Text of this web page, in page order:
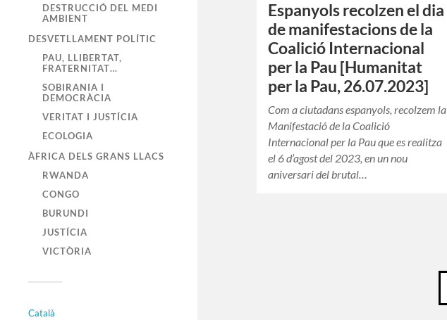
DESTRUCCIÓ DEL MEDI
AMBIENT
DESVETLLAMENT POLÍTIC
PAU, LLIBERTAT,
FRATERNITAT…
SOBIRANIA I
DEMOCRÀCIA
VERITAT I JUSTÍCIA
ECOLOGIA
ÀFRICA DELS GRANS LLACS
RWANDA
CONGO
BURUNDI
JUSTÍCIA
VICTÒRIA
Català
Espanyols recolzen el dia
de manifestacions de la
Coalició Internacional
per la Pau [Humanitat
per la Pau, 26.07.2023]
Com a ciutadans espanyols, recolzem la
Manifestació de la Coalició
Internacional per la Pau que es realitza
el 6 d’agost del 2023, en un nou
aniversari del brutal…